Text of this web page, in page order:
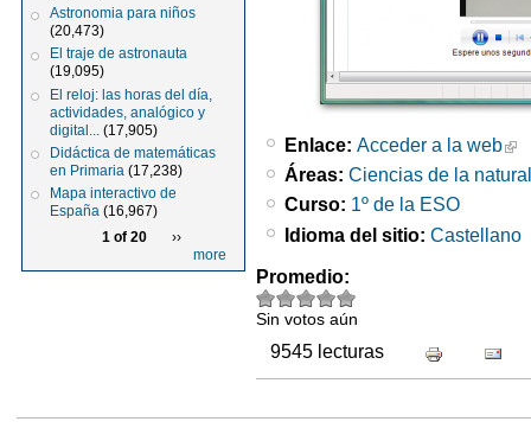
Astronomia para niños
(20,473)
El traje de astronauta
(19,095)
El reloj: las horas del día,
actividades, analógico y
digital...
(17,905)
Didáctica de matemáticas
en Primaria (17,238)
Mapa interactivo de
España (16,967)
1 of 20
››
more
Enlace:Acceder a la web
Áreas:Ciencias de la
Curso: 1º de la ESO
Idioma del sitio:Castellano
Promedio:
Sin votos aún
9545 lecturas